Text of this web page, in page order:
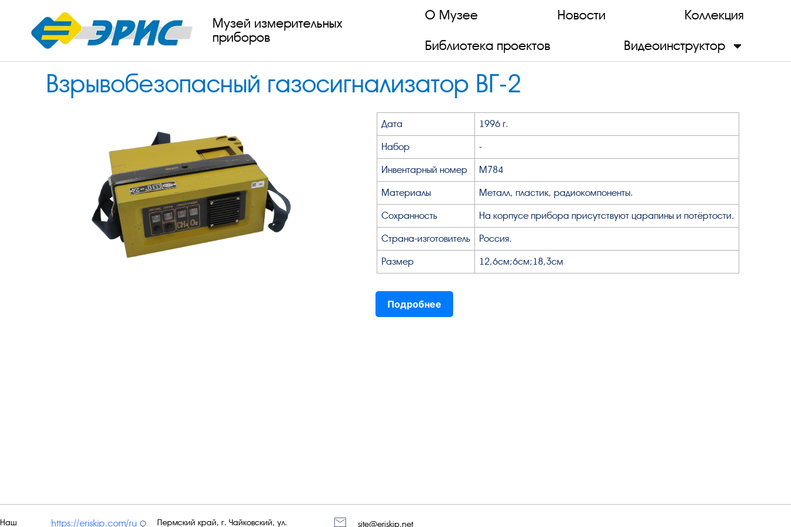
Музей измерительных
приборов
О Музее Новости Коллекция
Библиотека проектов Видеоинструктор
Взрывобезопасный газосигнализатор ВГ-2
Дата 1996 г.
Набор -
Инвентарный номер М784
Материалы Металл, пластик, радиокомпоненты.
Сохранность На корпусе прибора присутствуют царапины и потёртости.
Страна-изготовитель Россия.
Размер 12,6см;6см;18,3см
Подробнее
Наш https://eriskip.com/ru Пермский край, г. Чайковский, ул. site@eriskip.net